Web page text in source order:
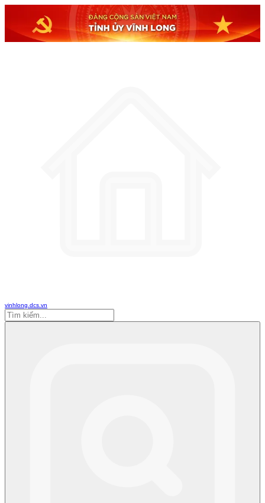
vinhlong.dcs.vn